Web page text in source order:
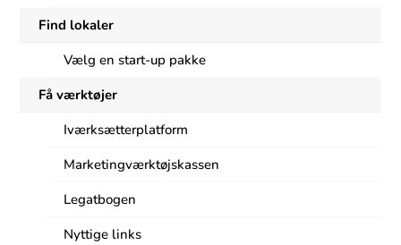
Find lokaler
Vælg en start-up pakke
Få værktøjer
Iværksætterplatform
Marketingværktøjskassen
Legatbogen
Nyttige links